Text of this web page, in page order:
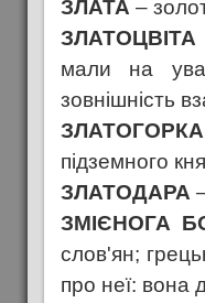
ЗЛАТА –
ЗЛАТОЦВІТА
мали на
зовнішність
ЗЛАТОГОРКА
підземного
ЗЛАТОДАРА
ЗМІЄНОГА
слов'ян;
про неї: вона